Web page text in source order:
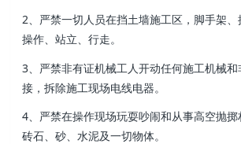
2 、严禁一切人员在挡土墙施工区 ，脚手架
操作、站立、行走。
3、严禁非有证机械工人开动任何施工机械
接，拆除施工现场电线电器 。
4、严禁在操作现场玩耍吵闹和从事高空抛掷材
砖石、砂 、水泥及一切物体。